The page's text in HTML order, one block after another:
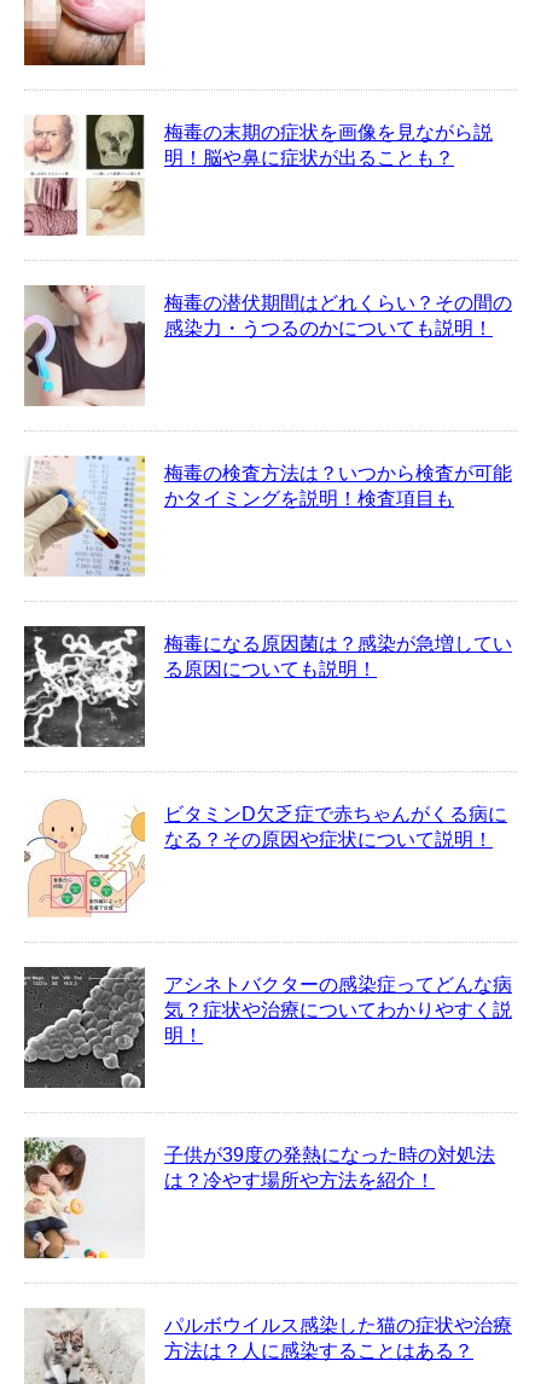
梅毒の末期の症状を画像を見ながら説
明！脳や鼻に症状が出ることも？
梅毒の潜伏期間はどれくらい？その間の
感染力・うつるのかについても説明！
梅毒の検査方法は？いつから検査が可能
かタイミングを説明！検査項目も
梅毒になる原因菌は？感染が急増してい
る原因についても説明！
ビタミンD欠乏症で赤ちゃんがくる病に
なる？その原因や症状について説明！
アシネトバクターの感染症ってどんな病
気？症状や治療についてわかりやすく説
明！
子供が39度の発熱になった時の対処法
は？冷やす場所や方法を紹介！
パルボウイルス感染した猫の症状や治療
方法は？人に感染することはある？